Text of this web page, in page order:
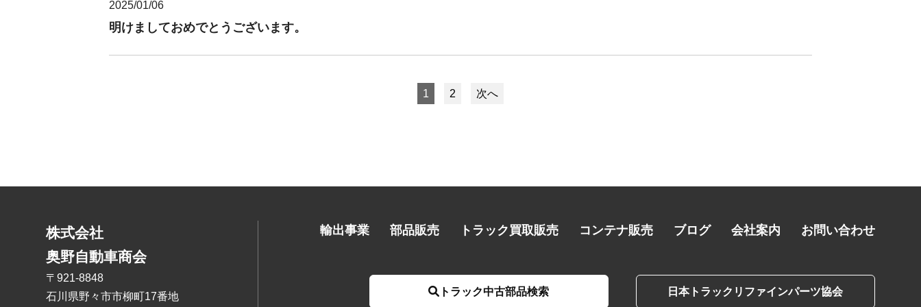
2025/01/06
明けましておめでとうございます。
1 2 次へ
株式会社
奥野自動車商会
〒921-8848
石川県野々市市柳町17番地
輸出事業 部品販売 トラック買取販売 コンテナ販売 ブログ 会社案内 お問い合わせ
トラック中古部品検索 日本トラックリファインパーツ協会